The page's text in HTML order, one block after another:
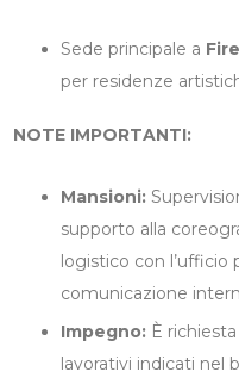
Sede principale a
per residenze
NOTE IMPORTANTI:
Mansioni:
supporto alla
logistico con
comunicazione
Impegno: È
lavorativi indicati nel